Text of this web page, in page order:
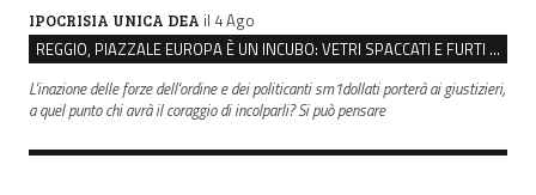
IPOCRISIA UNICA DEA il 4 Ago
REGGIO, PIAZZALE EUROPA È UN INCUBO: VETRI SPACCATI E FURTI SULLE AUTO IN SOSTA
L'inazione delle forze dell'ordine e dei politicanti sm1dollati porterà ai giustizieri,
a quel punto chi avrà il coraggio di incolparli? Si può pensare